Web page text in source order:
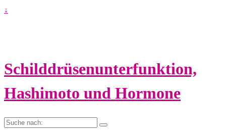
↓
Schilddrüsenunterfunktion,
Hashimoto und Hormone
Suche